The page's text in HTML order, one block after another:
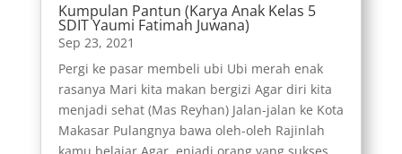
Kumpulan Pantun (Karya Anak Kelas 5
SDIT Yaumi Fatimah Juwana)
Sep 23, 2021
Pergi ke pasar membeli ubi Ubi merah enak
rasanya Mari kita makan bergizi Agar diri kita
menjadi sehat (Mas Reyhan) Jalan-jalan ke Kota
Makasar Pulangnya bawa oleh-oleh Rajinlah